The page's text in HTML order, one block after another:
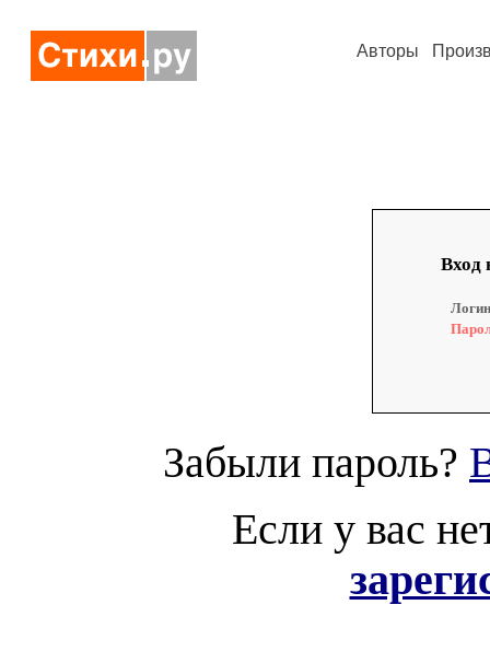
Авторы
Вход
Забыли пароль?
Если у вас